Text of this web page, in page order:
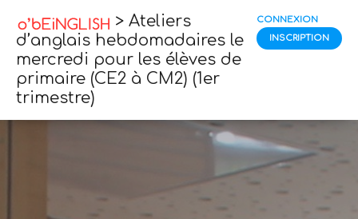
> Ateliers
d’anglais hebdomadaires le
mercredi pour les élèves de
primaire (CE2 à CM2) (1er
trimestre)
CONNEXION
INSCRIPTION